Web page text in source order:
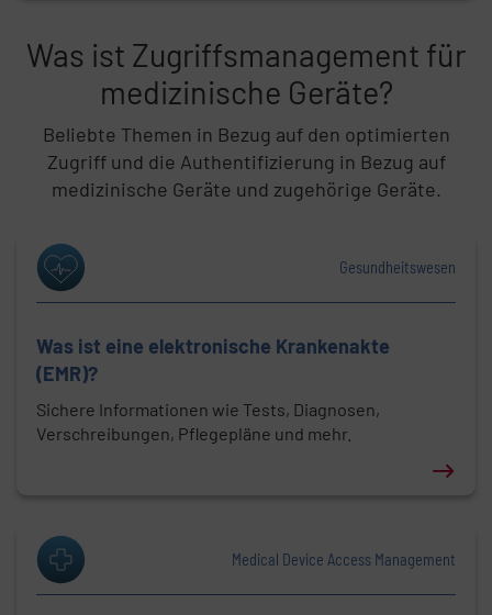
Listeninhalt überspringen
Was ist Zugriffsmanagement für
medizinische Geräte?
Beliebte Themen in Bezug auf den optimierten
Zugriff und die Authentifizierung in Bezug auf
medizinische Geräte und zugehörige Geräte.
Gesundheitswesen
Was ist eine elektronische Krankenakte
(EMR)?
Sichere Informationen wie Tests, Diagnosen,
Verschreibungen, Pflegepläne und mehr.
Medical Device Access Management